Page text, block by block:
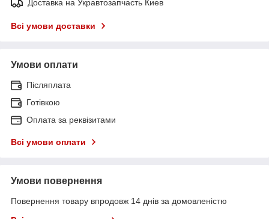
Доставка на Укравтозапчасть Киев
Всі умови доставки
Умови оплати
Післяплата
Готівкою
Оплата за реквізитами
Всі умови оплати
Умови повернення
Повернення товару впродовж 14 днів за домовленістю